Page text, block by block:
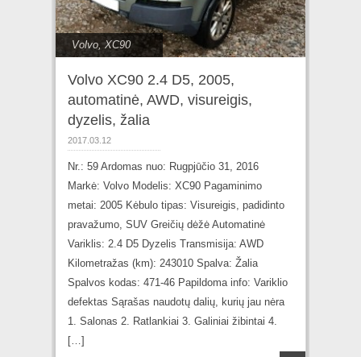
Volvo ,XC90
Volvo XC90 2.4 D5, 2005,
automatinė, AWD, visureigis,
dyzelis, žalia
2017.03.12
Nr.: 59 Ardomas nuo: Rugpjūčio 31, 2016
Markė: Volvo Modelis: XC90 Pagaminimo
metai: 2005 Kėbulo tipas: Visureigis, padidinto
pravažumo, SUV Greičių dėžė Automatinė
Variklis: 2.4 D5 Dyzelis Transmisija: AWD
Kilometražas (km): 243010 Spalva: Žalia
Spalvos kodas: 471-46 Papildoma info: Variklio
defektas Sąrašas naudotų dalių, kurių jau nėra
1. Salonas 2. Ratlankiai 3. Galiniai žibintai 4.
[…]